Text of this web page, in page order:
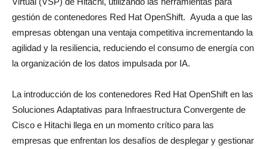
gestión de contenedores Red Hat OpenShift. Ayuda a que las
empresas obtengan una ventaja competitiva incrementando la
agilidad y la resiliencia, reduciendo el consumo de energía con
la organización de los datos impulsada por IA.
La introducción de los contenedores Red Hat OpenShift en las
Soluciones Adaptativas para Infraestructura Convergente de
Cisco e Hitachi llega en un momento crítico para las
empresas que enfrentan los desafíos de desplegar y gestionar